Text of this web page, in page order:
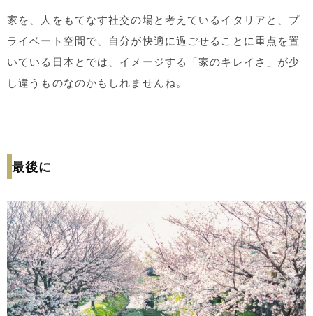
家を、人をもてなす社交の場と考えているイタリアと、プ
ライベート空間で、自分が快適に過ごせることに重点を置
いている日本とでは、イメージする「家のキレイさ」が少
し違うものなのかもしれませんね。
最後に